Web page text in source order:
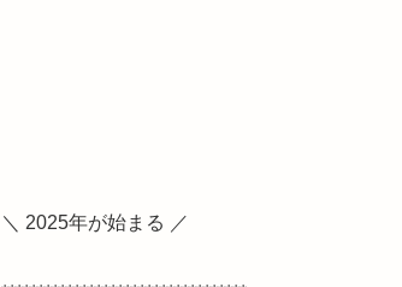
＼ 2025年が始まる ／